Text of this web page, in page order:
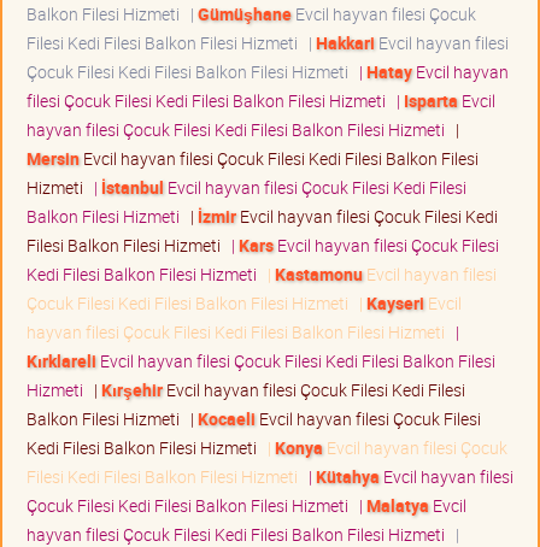
Balkon Filesi Hizmeti | GümüşhaneEvcil hayvan filesi Çocuk
Filesi Kedi Filesi Balkon Filesi Hizmeti | Hakkari Evcil hayvan filesi
Çocuk Filesi Kedi Filesi Balkon Filesi Hizmeti | HatayEvcil hayvan
filesi Çocuk Filesi Kedi Filesi Balkon Filesi Hizmeti | Isparta Evcil
hayvan filesi Çocuk Filesi Kedi Filesi Balkon Filesi Hizmeti |
MersinEvcil hayvan filesi Çocuk Filesi Kedi Filesi Balkon Filesi
Hizmeti | İstanbul Evcil hayvan filesi Çocuk Filesi Kedi Filesi
Balkon Filesi Hizmeti | İzmirEvcil hayvan filesi Çocuk Filesi Kedi
Filesi Balkon Filesi Hizmeti | KarsEvcil hayvan filesi Çocuk Filesi
Kedi Filesi Balkon Filesi Hizmeti | KastamonuEvcil hayvan filesi
Çocuk Filesi Kedi Filesi Balkon Filesi Hizmeti | Kayseri Evcil
hayvan filesi Çocuk Filesi Kedi Filesi Balkon Filesi Hizmeti |
Kırklareli Evcil hayvan filesi Çocuk Filesi Kedi Filesi Balkon Filesi
Hizmeti | KırşehirEvcil hayvan filesi Çocuk Filesi Kedi Filesi
Balkon Filesi Hizmeti | Kocaeli Evcil hayvan filesi Çocuk Filesi
Kedi Filesi Balkon Filesi Hizmeti | Konya Evcil hayvan filesi Çocuk
Filesi Kedi Filesi Balkon Filesi Hizmeti | Kütahya Evcil hayvan filesi
Çocuk Filesi Kedi Filesi Balkon Filesi Hizmeti | Malatya Evcil
hayvan filesi Çocuk Filesi Kedi Filesi Balkon Filesi Hizmeti |